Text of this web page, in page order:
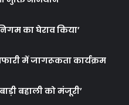
का घेराव किया’
में जागरूकता कार्यक्रम
बहाली को मंजूरी’